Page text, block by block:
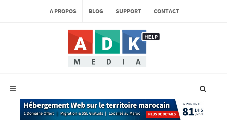
A PROPOS BLOG SUPPORT CONTACT